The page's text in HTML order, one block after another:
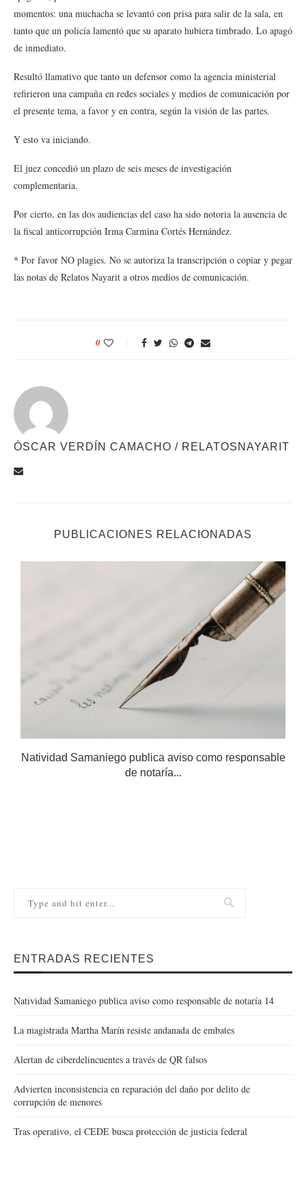
momentos: una muchacha se levantó con prisa para salir de la sala, en
tanto que un policía lamentó que su aparato hubiera timbrado. Lo apagó
de inmediato.
Resultó llamativo que tanto un defensor como la agencia ministerial
refirieron una campaña en redes sociales y medios de comunicación por
el presente tema, a favor y en contra, según la visión de las partes.
Y esto va iniciando.
El juez concedió un plazo de seis meses de investigación
complementaria.
Por cierto, en las dos audiencias del caso ha sido notoria la ausencia de
la fiscal anticorrupción Irma Carmina Cortés Hernández.
* Por favor NO plagies. No se autoriza la transcripción o copiar y pegar
las notas de Relatos Nayarit a otros medios de comunicación.
0
ÓSCAR VERDÍN CAMACHO / RELATOSNAYARIT
PUBLICACIONES RELACIONADAS
Natividad Samaniego publica aviso como responsable
de notaría...
ENTRADAS RECIENTES
Natividad Samaniego publica aviso como responsable de notaría 14
La magistrada Martha Marín resiste andanada de embates
Alertan de ciberdelincuentes a través de QR falsos
Advierten inconsistencia en reparación del daño por delito de
corrupción de menores
Tras operativo, el CEDE busca protección de justicia federal